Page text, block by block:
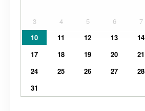
3
4 5 6 7
10
11 12 13 14
17
18 19 20 21
24
25 26 27 28
31